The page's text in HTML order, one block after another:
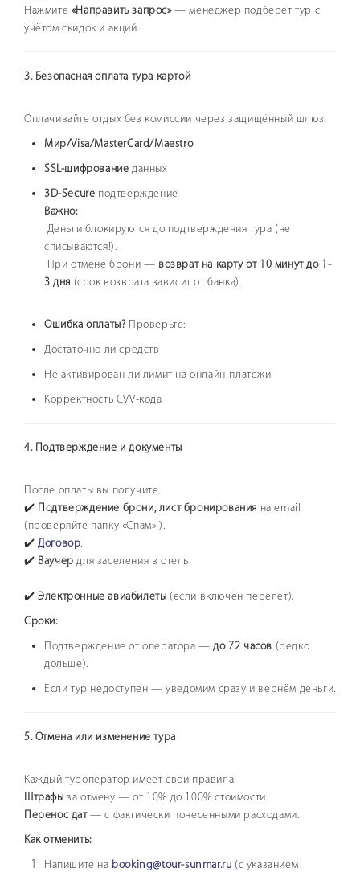
Нажмите «Направить запрос»— менеджер подберёт тур с
учётом скидок и акций.
3. Безопасная оплата тура картой
Оплачивайте отдых без комиссии через защищённый шлюз:
Мир/Visa/MasterCard/Maestro
SSL-шифрование данных
3D-Secure подтверждение
Важно:
Деньги блокируются до подтверждения тура (не
списываются!).
При отмене брони — возврат на карту от 10 минут до 1-
3 дня (срок возврата зависит от банка).
Ошибка оплаты?Проверьте:
Достаточно ли средств
Не активирован ли лимит на онлайн-платежи
Корректность CVV-кода
4. Подтверждение и документы
После оплаты вы получите:
✔️ Подтверждение брони, лист бронирования на email
(проверяйте папку «Спам»!).
✔️Договор.
✔️ Ваучер для заселения в отель.
✔️Электронные авиабилеты (если включён перелёт).
Сроки:
Подтверждение от оператора —до 72 часов (редко
дольше).
Если тур недоступен — уведомим сразу и вернём деньги.
5. Отмена или изменение тура
Каждый туроператор имеет свои правила:
Штрафы за отмену — от 10% до 100% стоимости.
Перенос дат— с фактически понесенными расходами.
Как отменить:
Напишите на booking@tour-sunmar.ru (с указанием